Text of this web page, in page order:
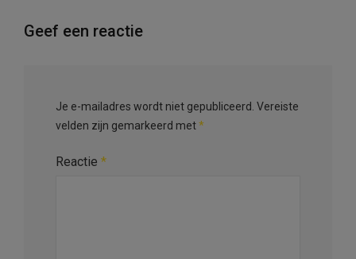
Geef een reactie
Je e-mailadres wordt niet gepubliceerd. Vereiste
velden zijn gemarkeerd met*
Reactie *